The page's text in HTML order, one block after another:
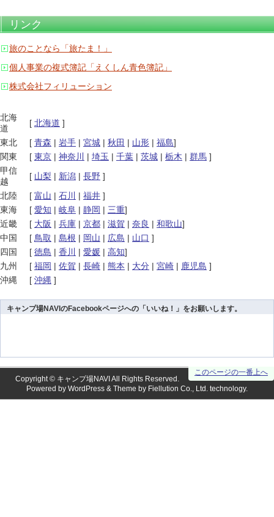
リンク
旅のことなら「旅たま！」
個人事業の複式簿記「えくしん青色簿記」
株式会社フィリューション
北海
道
[ 北海道 ]
東北
[ 青森 | 岩手 | 宮城 | 秋田 | 山形 | 福島]
関東
[ 東京 | 神奈川 | 埼玉 | 千葉 | 茨城 | 栃木 | 群馬 ]
甲信
越
[ 山梨 | 新潟 | 長野 ]
北陸
[ 富山 | 石川 | 福井 ]
東海
[ 愛知 | 岐阜 | 静岡 | 三重]
近畿
[ 大阪 | 兵庫 | 京都 | 滋賀 | 奈良 | 和歌山]
中国
[ 鳥取 | 島根 | 岡山 | 広島 | 山口 ]
四国
[ 徳島 | 香川 | 愛媛 | 高知]
九州
[ 福岡 | 佐賀 | 長崎 | 熊本 | 大分 | 宮崎 | 鹿児島 ]
沖縄
[ 沖縄 ]
キャンプ場NAVIのFacebookページへの「いいね！」をお願いします。
このページの一番上へ
Copyright © キャンプ場NAVI All Rights Reserved.
Powered by WordPress & Theme by Fiellution Co., Ltd. technology.